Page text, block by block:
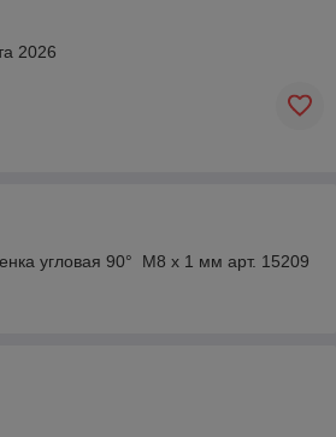
2026
угловая 90° М8 х 1 мм арт. 15209